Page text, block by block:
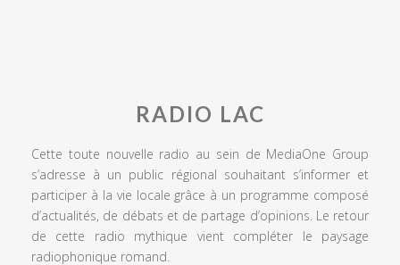
RADIO LAC
Cette toute nouvelle radio au sein de MediaOne Group
s’adresse à un public régional souhaitant s’informer et
participer à la vie locale grâce à un programme composé
d’actualités, de débats et de partage d’opinions. Le retour
de cette radio mythique vient compléter le paysage
radiophonique romand.